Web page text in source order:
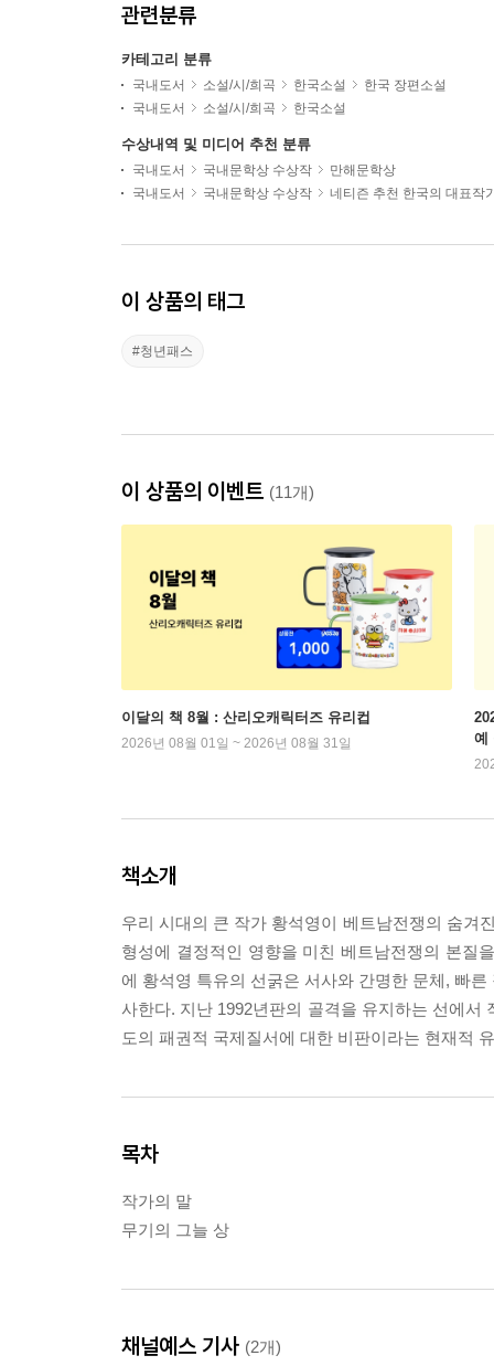
관련분류
카테고리 분류
국내도서 소설/시/희곡 한국소설
한국 장편소설
국내도서
소설/시/희곡 한국소설
수상내역 및 미디어 추천 분류
국내도서 국내문학상 수상작
만해문학상
국내도서
국내문학상 수상작 네티즌 추천 한국의 대표작
이 상품의 태그
#청년패스
이 상품의 이벤트 (11개)
이달의 책 8월 : 산리오캐릭터즈 유리컵
2026년 08월 01일 ~ 2026년 08월 31일
예
책소개
우리 시대의 큰 작가 황석영이 베트남전쟁의 숨겨
형성에 결정적인 영향을 미친 베트남전쟁의 본질
에 황석영 특유의 선굵은 서사와 간명한 문체, 빠
사한다. 지난 1992년판의 골격을 유지하는 선에
도의 패권적 국제질서에 대한 비판이라는 현재적
목차
작가의 말
무기의 그늘 상
채널예스 기사 (2개)